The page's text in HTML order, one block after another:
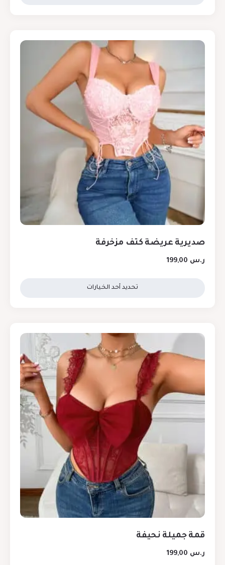
صديرية عريضة كتف مزخرفة
ر.س
تحديد أحد الخيارات
قمة جميلة نحيفة
ر.س